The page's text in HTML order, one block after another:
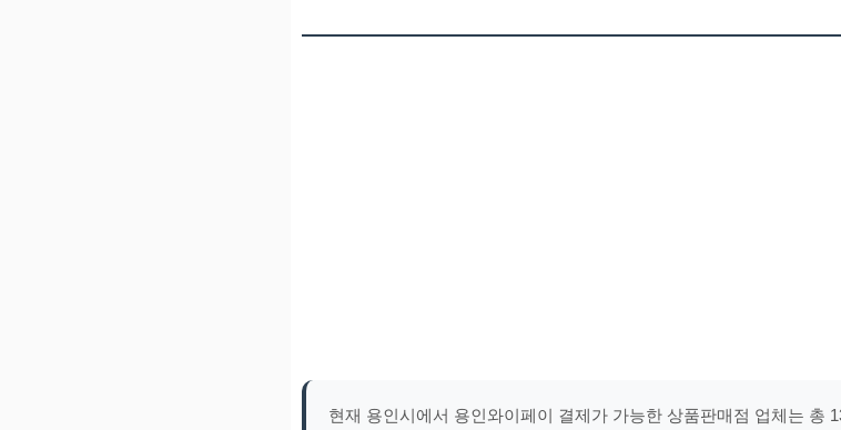
현재 용인시에서 용인와이페이 결제가 가능한 상품판매점 업체는 총